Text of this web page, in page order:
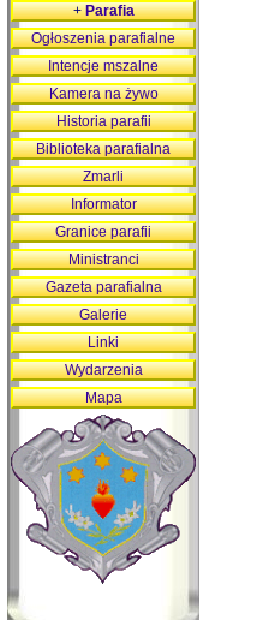
+Parafia
Ogłoszenia parafialne
Intencje mszalne
Kamera na żywo
Historia parafii
Biblioteka parafialna
Zmarli
Informator
Granice parafii
Ministranci
Gazeta parafialna
Galerie
Linki
Wydarzenia
Mapa